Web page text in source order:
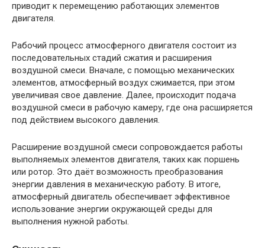
приводит к перемещению работающих элементов
двигателя.
Рабочий процесс атмосферного двигателя состоит из
последовательных стадий сжатия и расширения
воздушной смеси. Вначале, с помощью механических
элементов, атмосферный воздух сжимается, при этом
увеличивая свое давление. Далее, происходит подача
воздушной смеси в рабочую камеру, где она расширяется
под действием высокого давления.
Расширение воздушной смеси сопровождается работы
выполняемых элементов двигателя, таких как поршень
или ротор. Это даёт возможность преобразования
энергии давления в механическую работу. В итоге,
атмосферный двигатель обеспечивает эффективное
использование энергии окружающей среды для
выполнения нужной работы.